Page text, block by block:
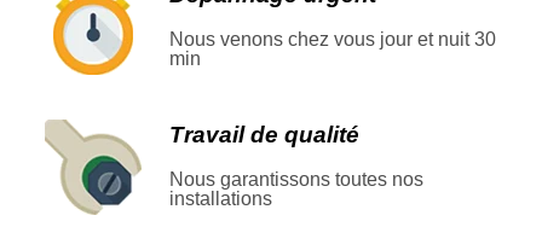
Nous venons chez vous jour et nuit 30
min
Travail de qualité
Nous garantissons toutes nos
installations